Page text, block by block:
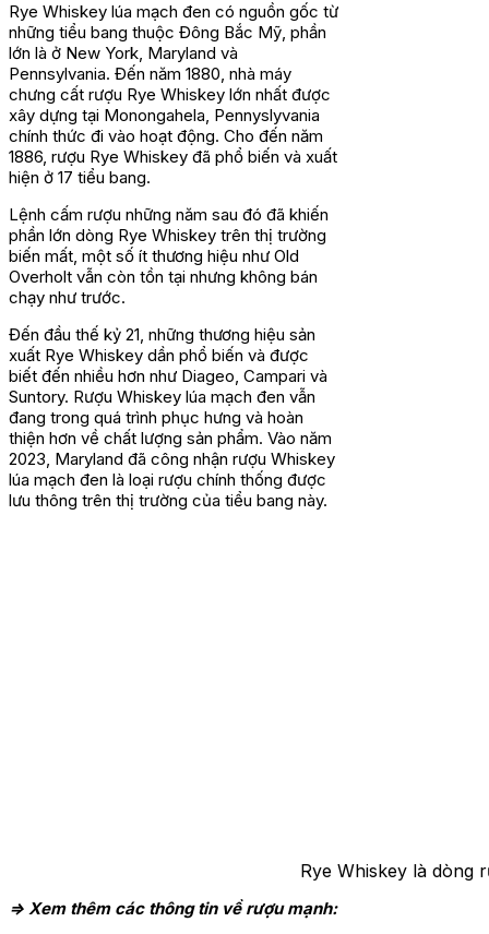
Rye Whiskey lúa mạch đen có nguồn gốc từ
những tiểu bang thuộc Đông Bắc Mỹ, phần
lớn là ở New York, Maryland và
Pennsylvania. Đến năm 1880, nhà máy
chưng cất rượu Rye Whiskey lớn nhất được
xây dựng tại Monongahela, Pennyslyvania
chính thức đi vào hoạt động. Cho đến năm
1886, rượu Rye Whiskey đã phổ biến và xuất
hiện ở 17 tiểu bang.
Lệnh cấm rượu những năm sau đó đã khiến
phần lớn dòng Rye Whiskey trên thị trường
biến mất, một số ít thương hiệu như Old
Overholt vẫn còn tồn tại nhưng không bán
chạy như trước.
Đến đầu thế kỷ 21, những thương hiệu sản
xuất Rye Whiskey dần phổ biến và được
biết đến nhiều hơn như Diageo, Campari và
Suntory. Rượu Whiskey lúa mạch đen vẫn
đang trong quá trình phục hưng và hoàn
thiện hơn về chất lượng sản phẩm. Vào năm
2023, Maryland đã công nhận rượu Whiskey
lúa mạch đen là loại rượu chính thống được
lưu thông trên thị trường của tiểu bang này.
Rye Whiskey là dòng
=> Xem thêm các thông tin về rượu mạnh: